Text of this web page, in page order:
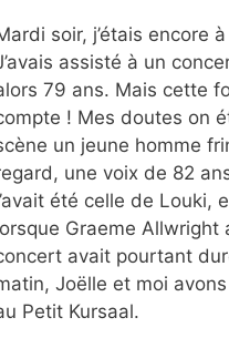
soir, j’étais encore
assisté à un
79 ans. Mais cette
! Mes doutes on
un jeune homme
une voix de 82
été celle de Louki,
Graeme
avait pourtant
Joëlle et moi
Petit Kursaal.